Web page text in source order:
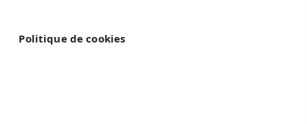
Politique de cookies